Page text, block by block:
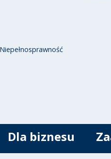
Niepełnosprawność
Dla biznesu